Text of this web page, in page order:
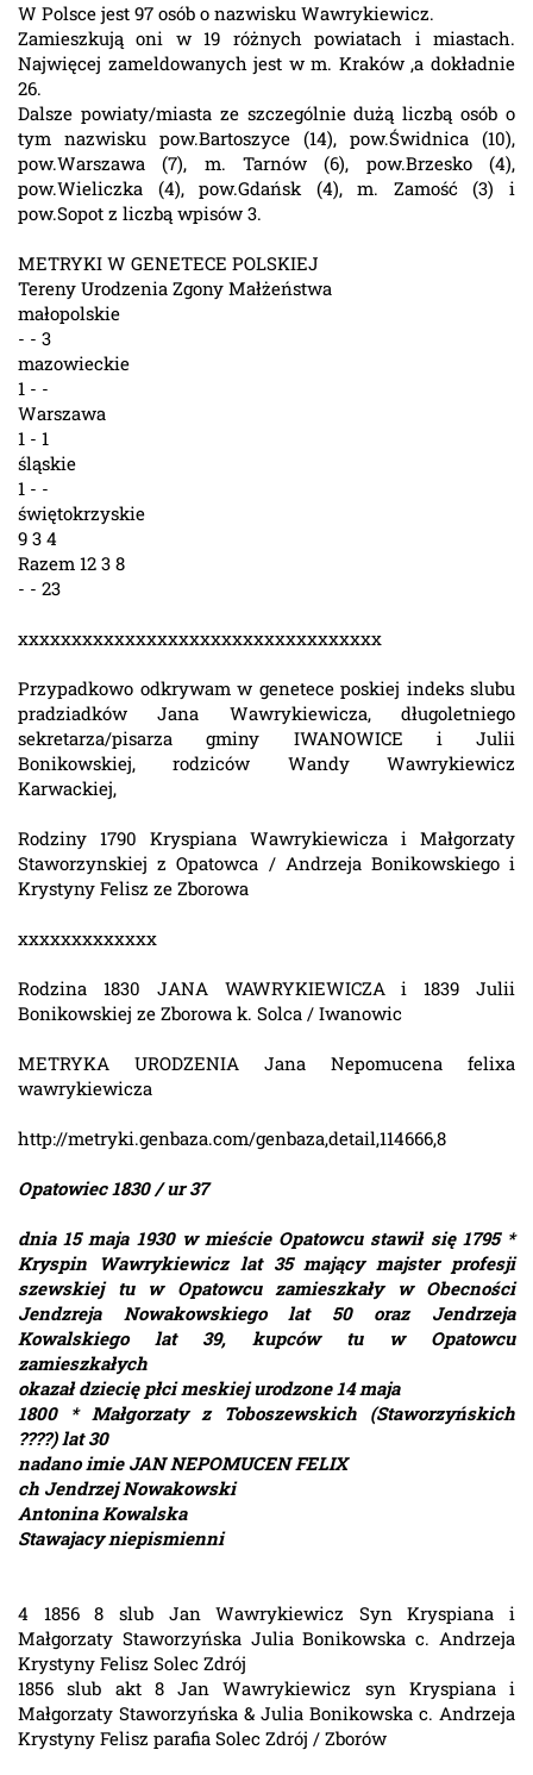
W Polsce jest 97 osób o nazwisku Wawrykiewicz.
Zamieszkują oni w 19 różnych powiatach i miastach.
Najwięcej zameldowanych jest w m. Kraków ,a dokładnie
26.
Dalsze powiaty/miasta ze szczególnie dużą liczbą osób o
tym nazwisku pow.Bartoszyce (14), pow.Świdnica (10),
pow.Warszawa (7), m. Tarnów (6), pow.Brzesko (4),
pow.Wieliczka (4), pow.Gdańsk (4), m. Zamość (3) i
pow.Sopot z liczbą wpisów 3.
METRYKI W GENETECE POLSKIEJ
Tereny Urodzenia Zgony Małżeństwa
małopolskie
- - 3
mazowieckie
1 - -
Warszawa
1 - 1
śląskie
1 - -
świętokrzyskie
9 3 4
Razem 12 3 8
- - 23
xxxxxxxxxxxxxxxxxxxxxxxxxxxxxxxxxx
Przypadkowo odkrywam w genetece poskiej indeks slubu
pradziadków Jana Wawrykiewicza, długoletniego
sekretarza/pisarza gminy IWANOWICE i Julii
Bonikowskiej, rodziców Wandy Wawrykiewicz
Karwackiej,
Rodziny 1790 Kryspiana Wawrykiewicza i Małgorzaty
Staworzynskiej z Opatowca / Andrzeja Bonikowskiego i
Krystyny Felisz ze Zborowa
xxxxxxxxxxxxx
Rodzina 1830 JANA WAWRYKIEWICZA i 1839 Julii
Bonikowskiej ze Zborowa k. Solca / Iwanowic
METRYKA URODZENIA Jana Nepomucena felixa
wawrykiewicza
http://metryki.genbaza.com/genbaza,detail,114666,8
Opatowiec 1830 / ur 37
dnia 15 maja 1930 w mieście Opatowcu stawił się 1795 *
Kryspin Wawrykiewicz lat 35 mający majster profesji
szewskiej tu w Opatowcu zamieszkały w Obecności
Jendzreja Nowakowskiego lat 50 oraz Jendrzeja
Kowalskiego lat 39, kupców tu w Opatowcu
zamieszkałych
okazał dziecię płci meskiej urodzone 14 maja
1800 * Małgorzaty z Toboszewskich (Staworzyńskich
????) lat 30
nadano imie JAN NEPOMUCEN FELIX
ch Jendrzej Nowakowski
Antonina Kowalska
Stawajacy niepismienni
4 1856 8 slub Jan Wawrykiewicz Syn Kryspiana i
Małgorzaty Staworzyńska Julia Bonikowska c. Andrzeja
Krystyny Felisz Solec Zdrój
1856 slub akt 8 Jan Wawrykiewicz syn Kryspiana i
Małgorzaty Staworzyńska & Julia Bonikowska c. Andrzeja
Krystyny Felisz parafia Solec Zdrój / Zborów